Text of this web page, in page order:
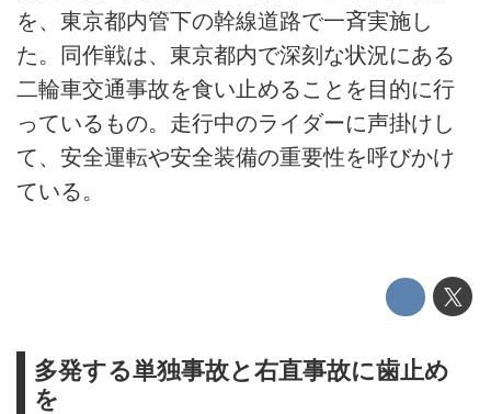
を、東京都内管下の幹線道路で一斉実施し
た。同作戦は、東京都内で深刻な状況にある
二輪車交通事故を食い止めることを目的に行
っているもの。走行中のライダーに声掛けし
て、安全運転や安全装備の重要性を呼びかけ
ている。
多発する単独事故と右直事故に歯止め
を